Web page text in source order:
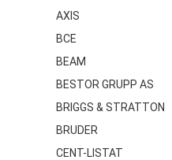
AXIS
BCE
BEAM
BESTOR GRUPP AS
BRIGGS & STRATTON
BRUDER
CENT-LISTAT